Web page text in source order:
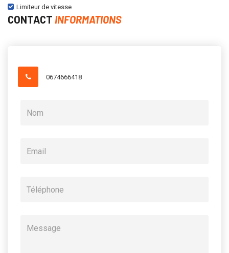
Limiteur de vitesse
CONTACT INFORMATIONS
0674666418